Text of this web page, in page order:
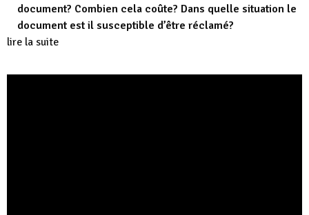
document? Combien cela coûte? Dans quelle situation le
document est il susceptible d’être réclamé?
lire la suite